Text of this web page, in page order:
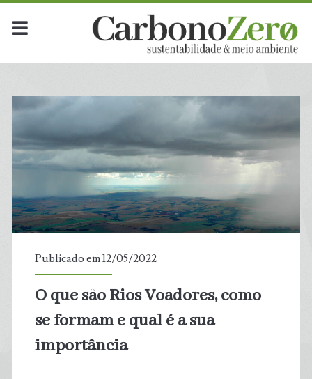
Publicado em 12/05/2022
O que são Rios Voadores, como
se formam e qual é a sua
importância